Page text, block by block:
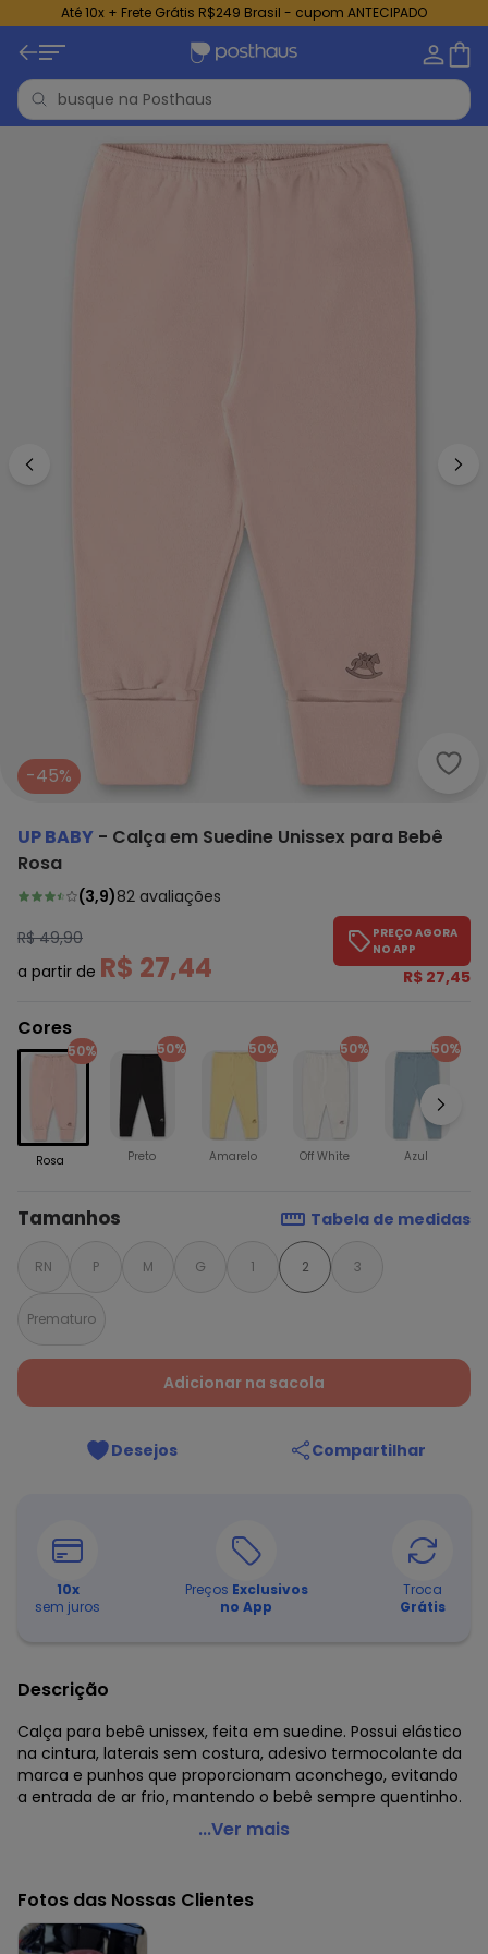
Até 10x + Frete Grátis R$249 Brasil - cupom ANTECIPADO
Up
-45%
UP BABY - Calça em Suedine Unissex para Bebê
Rosa
(3,9)82 avaliações
R$ 49,90
a partir de R$ 27,44
PREÇO AGORA
NO APP
R$ 27,45
Cores
50%
Rosa
50%
Preto
50%
Amarelo
50%
Off White
50%
Azul
Tamanhos Tabela de medidas
RN P M G 1 2 3
Prematuro
Adicionar na sacola
Desejos Compartilhar
10x
sem juros
Preços Exclusivos
no App
Troca
Grátis
Descrição
Calça para bebê unissex, feita em suedine. Possui elástico
na cintura, laterais sem costura, adesivo termocolante da
marca e punhos que proporcionam aconchego, evitando
a entrada de ar frio, mantendo o bebê sempre quentinho.
Up Baby - Calça em Suedine Unissex para Bebê Rosa
Modelagem: Justa
Comprimento: Longo
Forro: Não
...Ver mais
Fotos das Nossas Clientes